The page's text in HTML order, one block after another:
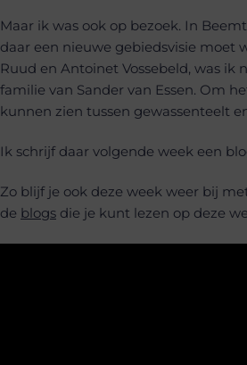
Maar ik was ook op bezoek. In
daar een nieuwe gebiedsvisie moet
Ruud en Antoinet Vossebeld, was ik
familie van Sander van Essen. Om
kunnen zien tussen gewassenteelt
Ik schrijf daar volgende week een
Zo blijf je ook deze week weer bij
de blogs die je kunt lezen op deze